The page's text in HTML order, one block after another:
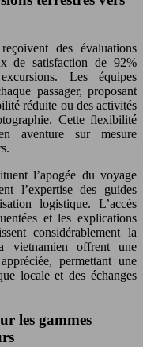
des évaluations
de satisfaction de 92%
Les équipes
passager, proposant
réduite ou des activités
Cette flexibilité
aventure sur mesure
l’apogée du voyage
l’expertise des guides
logistique. L’accès
et les explications
considérablement la
vietnamien offrent une
permettant une
locale et des échanges
les gammes